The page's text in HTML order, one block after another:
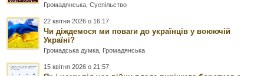
Громадянська,Суспільство
22 квітня 2026 о 16:17
Чи діждемося ми поваги до українців у воюючій
Україні?
Громадська думка, Громадянська
15 квітня 2026 о 21:57